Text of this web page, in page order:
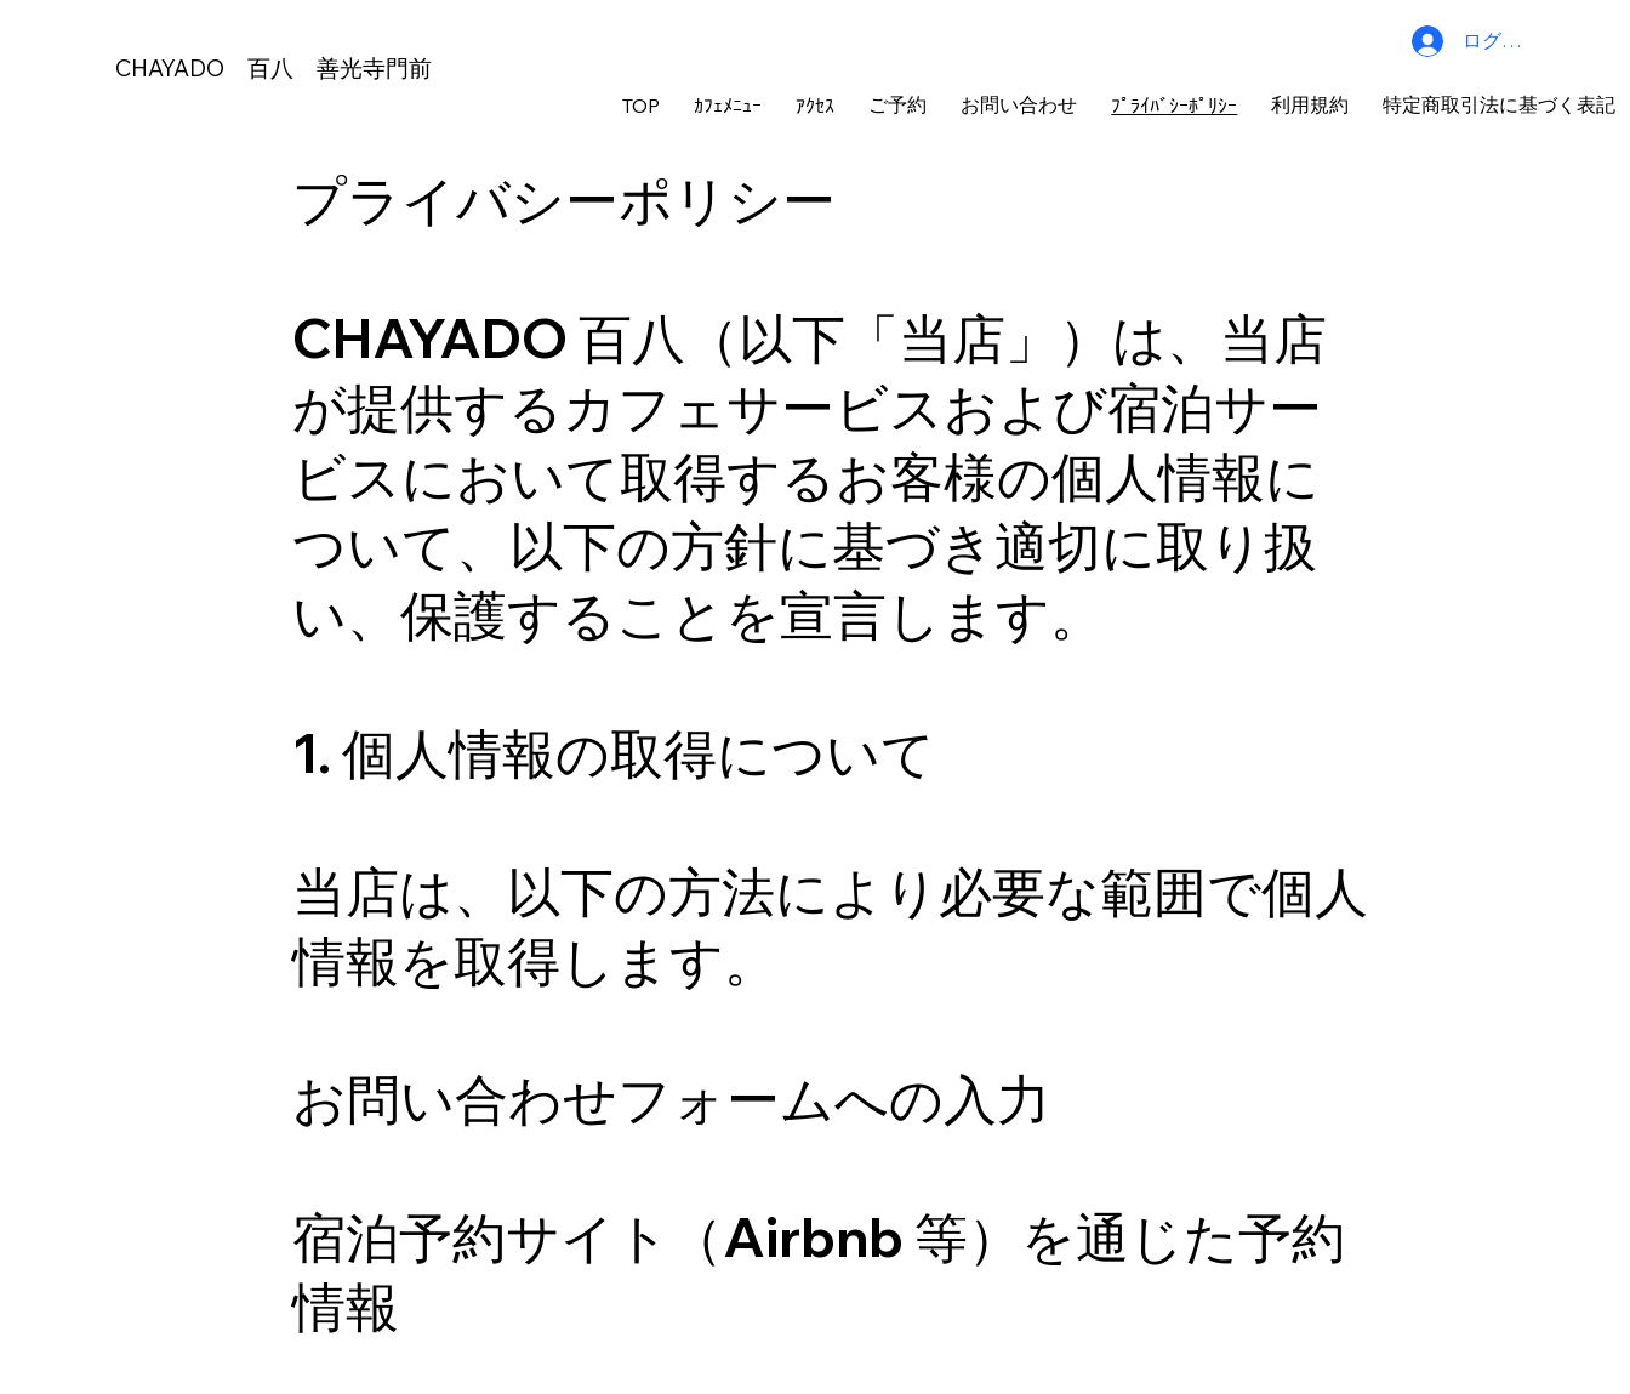
CHAYADO 百八 善光寺門前
TOP ｶﾌｪﾒﾆｭｰ ｱｸｾｽ ご予約 お問い合わせ ﾌﾟﾗｲﾊﾞｼｰﾎﾟﾘｼｰ 利用規約 特定商取引法に基づく表記
ログイン
プライバシーポリシー
CHAYADO 百八（以下「当店」）は、当店
が提供するカフェサービスおよび宿泊サー
ビスにおいて取得するお客様の個人情報に
ついて、以下の方針に基づき適切に取り扱
い、保護することを宣言します。
1. 個人情報の取得について
当店は、以下の方法により必要な範囲で個人
情報を取得します。
お問い合わせフォームへの入力
宿泊予約サイト（Airbnb 等）を通じた予約
情報